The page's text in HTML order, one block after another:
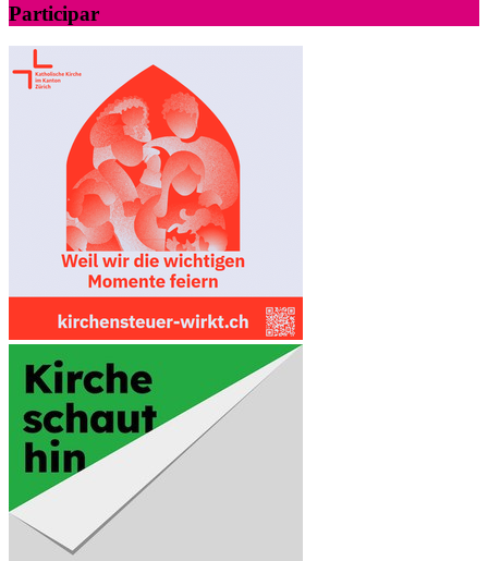
Participar